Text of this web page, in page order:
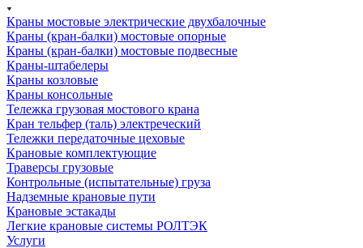
Краны мостовые электрические двухбалочные
Краны (кран-балки) мостовые опорные
Краны (кран-балки) мостовые подвесные
Краны-штабелеры
Краны козловые
Краны консольные
Тележка грузовая мостового крана
Кран тельфер (таль) электреческий
Тележки передаточные цеховые
Крановые комплектующие
Траверсы грузовые
Контрольные (испытательные) груза
Надземные крановые пути
Крановые эстакады
Легкие крановые системы РОЛТЭК
Услуги